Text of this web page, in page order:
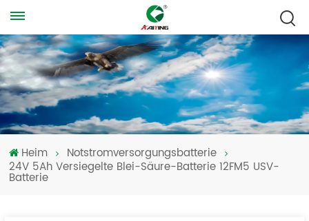
Heim
Notstromversorgungsbatterie
24V 5Ah Versiegelte Blei-Säure-Batterie 12FM5 USV-
Batterie